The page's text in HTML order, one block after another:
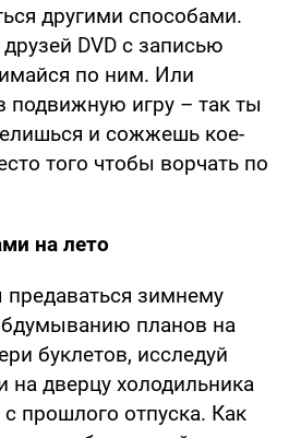
другими способами.
DVD с записью
по ним. Или
подвижную игру – так ты
и сожжешь кое-
того чтобы ворчать по
на лето
предаваться зимнему
планов на
буклетов, исследуй
на дверцу холодильника
прошлого отпуска. Как